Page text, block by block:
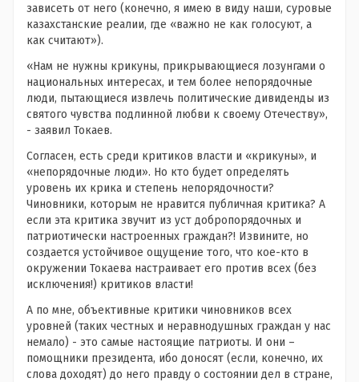
зависеть от него (конечно, я имею в виду наши, суровые
казахстанские реалии, где «важно не как голосуют, а
как считают»).
«Нам не нужны крикуны, прикрывающиеся лозунгами о
национальных интересах, и тем более непорядочные
люди, пытающиеся извлечь политические дивиденды из
святого чувства подлинной любви к своему Отечеству»,
- заявил Токаев.
Согласен, есть среди критиков власти и «крикуны», и
«непорядочные люди». Но кто будет определять
уровень их крика и степень непорядочности?
Чиновники, которым не нравится публичная критика? А
если эта критика звучит из уст добропорядочных и
патриотически настроенных граждан?! Извините, но
создается устойчивое ощущение того, что кое-кто в
окружении Токаева настраивает его против всех (без
исключения!) критиков власти!
А по мне, объективные критики чиновников всех
уровней (таких честных и неравнодушных граждан у нас
немало) - это самые настоящие патриоты. И они –
помощники президента, ибо доносят (если, конечно, их
слова доходят) до него правду о состоянии дел в стране,